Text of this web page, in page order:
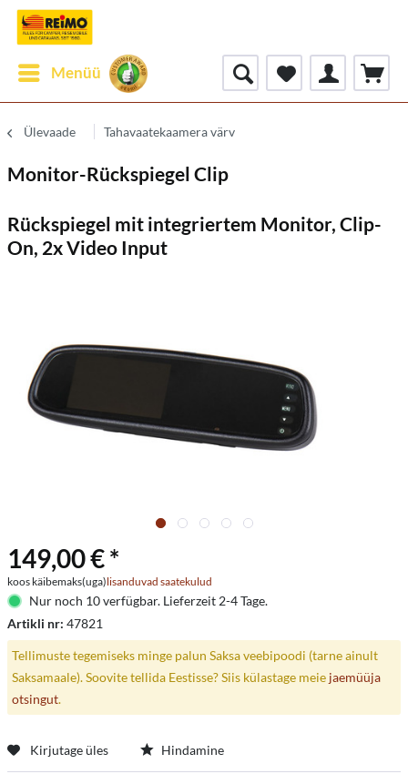
Menüü
Ülevaade Tahavaatekaamera värv
Monitor-Rückspiegel Clip
Rückspiegel mit integriertem Monitor, Clip-
On, 2x Video Input
149,00 € *
koos käibemaks(uga)lisanduvad saatekulud
Nur noch 10 verfügbar. Lieferzeit 2-4 Tage.
Artikli nr: 47821
Tellimuste tegemiseks minge palun Saksa veebipoodi (tarne ainult
Saksamaale). Soovite tellida Eestisse? Siis külastage meie jaemüüja
otsingut.
Kirjutage üles Hindamine